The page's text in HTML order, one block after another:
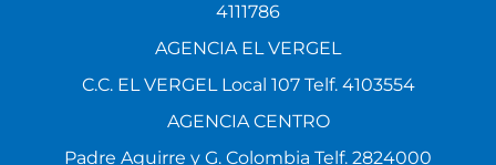
4111786
AGENCIA EL VERGEL
C.C. EL VERGEL Local 107 Telf. 4103554
AGENCIA CENTRO
Padre Aguirre y G. Colombia Telf. 2824000